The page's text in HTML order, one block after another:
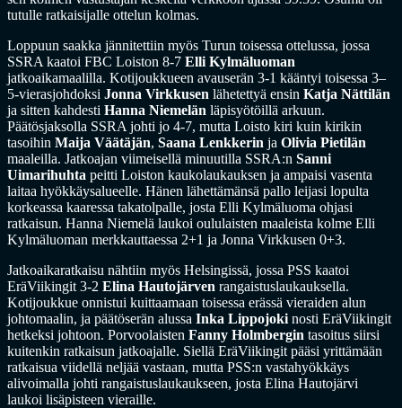
tutulle ratkaisijalle ottelun kolmas.
Loppuun saakka jännitettiin myös Turun toisessa ottelussa, jossa
SSRA kaatoi FBC Loiston 8-7 Elli Kylmäluoman
jatkoaikamaalilla. Kotijoukkueen avauserän 3-1 kääntyi toisessa 3–
5-vierasjohdoksi Jonna Virkkusen lähetettyä ensin Katja Nättilän
ja sitten kahdesti Hanna Niemelän läpisyötöillä arkuun.
Päätösjaksolla SSRA johti jo 4-7, mutta Loisto kiri kuin kirikin
tasoihin Maija Väätäjän, Saana Lenkkerin ja Olivia Pietilän
maaleilla. Jatkoajan viimeisellä minuutilla SSRA:n Sanni
Uimarihuhta peitti Loiston kaukolaukauksen ja ampaisi vasenta
laitaa hyökkäysalueelle. Hänen lähettämänsä pallo leijasi lopulta
korkeassa kaaressa takatolpalle, josta Elli Kylmäluoma ohjasi
ratkaisun. Hanna Niemelä laukoi oululaisten maaleista kolme Elli
Kylmäluoman merkkauttaessa 2+1 ja Jonna Virkkusen 0+3.
Jatkoaikaratkaisu nähtiin myös Helsingissä, jossa PSS kaatoi
EräViikingit 3-2 Elina Hautojärven rangaistuslaukauksella.
Kotijoukkue onnistui kuittaamaan toisessa erässä vieraiden alun
johtomaalin, ja päätöserän alussa Inka Lippojoki nosti EräViikingit
hetkeksi johtoon. Porvoolaisten Fanny Holmbergin tasoitus siirsi
kuitenkin ratkaisun jatkoajalle. Siellä EräViikingit pääsi yrittämään
ratkaisua viidellä neljää vastaan, mutta PSS:n vastahyökkäys
alivoimalla johti rangaistuslaukaukseen, josta Elina Hautojärvi
laukoi lisäpisteen vieraille.